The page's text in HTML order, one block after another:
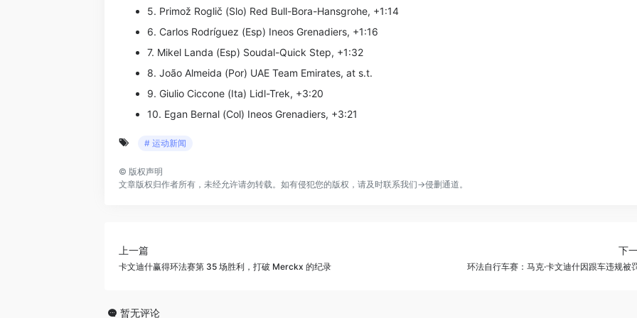
5. Primož Roglič (Slo) Red Bull-Bora-Hansgrohe, +1:14
6. Carlos Rodríguez (Esp) Ineos Grenadiers, +1:16
7. Mikel Landa (Esp) Soudal-Quick Step, +1:32
8. João Almeida (Por) UAE Team Emirates, at s.t.
9. Giulio Ciccone (Ita) Lidl-Trek, +3:20
10. Egan Bernal (Col) Ineos Grenadiers, +3:21
# 运动新闻
© 版权声明
文章版权归作者所有，未经允许请勿转载。如有侵犯您的版权，请及时联系我们→侵删通道。
上一篇
卡文迪什赢得环法赛第 35 场胜利，打破 Merckx 的纪录
下
环法自行车赛：马克·卡文迪什因跟车违规被
暂无评论